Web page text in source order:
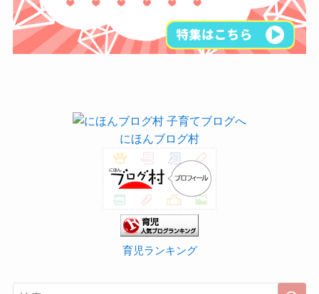
にほんブログ村
育児ランキング